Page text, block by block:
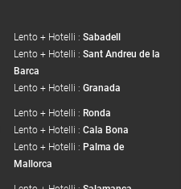
Lento + Hotelli : Sabadell
Lento + Hotelli : Sant Andreu de la
Barca
Lento + Hotelli : Granada
Lento + Hotelli : Ronda
Lento + Hotelli : Cala Bona
Lento + Hotelli : Palma de
Mallorca